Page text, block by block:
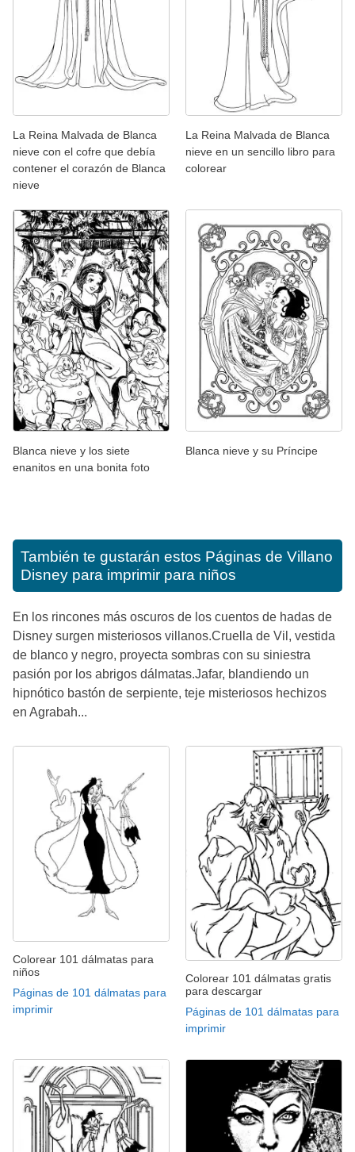
La Reina Malvada de Blanca
nieve con el cofre que debía
contener el corazón de Blanca
nieve
La Reina Malvada de Blanca
nieve en un sencillo libro para
colorear
Blanca nieve y los siete
enanitos en una bonita foto
Blanca nieve y su Príncipe
También te gustarán estos Páginas de Villano
Disney para imprimir para niños
En los rincones más oscuros de los cuentos de hadas de
Disney surgen misteriosos villanos.Cruella de Vil, vestida
de blanco y negro, proyecta sombras con su siniestra
pasión por los abrigos dálmatas.Jafar, blandiendo un
hipnótico bastón de serpiente, teje misteriosos hechizos
en Agrabah...
Colorear 101 dálmatas para
niños
Páginas de 101 dálmatas para
imprimir
Colorear 101 dálmatas gratis
para descargar
Páginas de 101 dálmatas para
imprimir